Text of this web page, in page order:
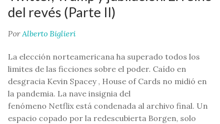
del revés (Parte II)
Por Alberto Biglieri
La elección norteamericana ha superado todos los
limites de las ficciones sobre el poder. Caído en
desgracia Kevin Spacey , House of Cards no midió en
la pandemia. La nave insignia del
fenómeno Netflix está condenada al archivo final. Un
espacio copado por la redescubierta Borgen, solo